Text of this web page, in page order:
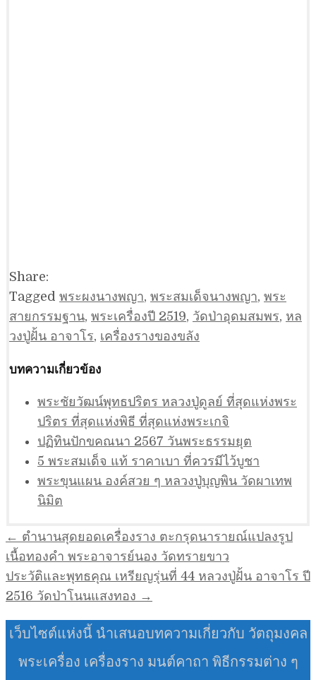
Share:
Tagged พระผงนางพญา, พระสมเด็จนางพญา, พระ
สายกรรมฐาน, พระเครื่องปี 2519, วัดป่าอุดมสมพร, หล
วงปู่ฝั้น อาจาโร, เครื่องรางของขลัง
บทความเกี่ยวข้อง
พระชัยวัฒน์พุทธปริตร หลวงปู่ดูลย์ ที่สุดแห่งพระ
ปริตร ที่สุดแห่งพิธี ที่สุดแห่งพระเกจิ
ปฏิทินปักขคณนา 2567 วันพระธรรมยุต
5 พระสมเด็จ แท้ ราคาเบา ที่ควรมีไว้บูชา
พระขุนแผน องค์สวย ๆ หลวงปู่บุญพิน วัดผาเทพ
นิมิต
แนะแนว
เรื่อง
← ตำนานสุดยอดเครื่องราง ตะกรุดนารายณ์แปลงรูป
เนื้อทองคำ พระอาจารย์นอง วัดทรายขาว
ประวัติและพุทธคุณ เหรียญรุ่นที่ 44 หลวงปู่ฝั้น อาจาโร ปี
2516 วัดป่าโนนแสงทอง →
เว็บไซต์แห่งนี้ นำเสนอบทความเกี่ยวกับ วัตถุมงคล
พระเครื่อง เครื่องราง มนต์คาถา พิธีกรรมต่าง ๆ